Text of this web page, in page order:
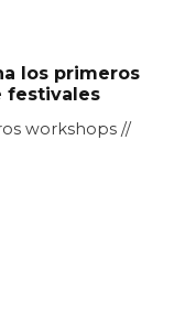
los primeros
festivales
workshops //